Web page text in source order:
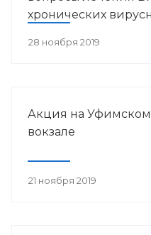
хронических
28 ноября 2019
Акция на
вокзале
21 ноября 2019